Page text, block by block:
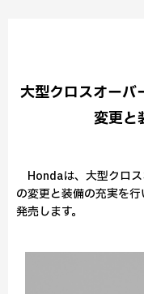
大型クロスオーバ
変更と
Hondaは、大型クロ
の変更と装備の充実を
発売します。